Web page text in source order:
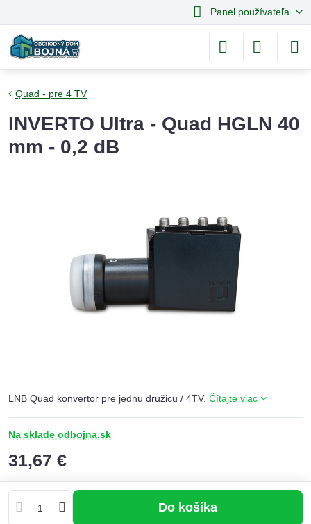
Panel používateľa
Quad - pre 4 TV
INVERTO Ultra - Quad HGLN 40
mm - 0,2 dB
LNB Quad konvertor pre jednu družicu / 4TV. Čítajte viac
Na sklade odbojna.sk
31,67 €
Do košíka